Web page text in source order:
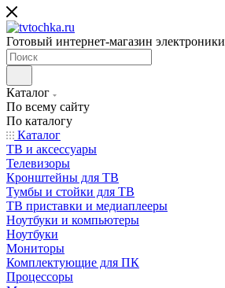
Готовый интернет-магазин электроники
Каталог
По всему сайту
По каталогу
Каталог
ТВ и аксессуары
Телевизоры
Кронштейны для ТВ
Тумбы и стойки для ТВ
ТВ приставки и медиаплееры
Ноутбуки и компьютеры
Ноутбуки
Мониторы
Комплектующие для ПК
Процессоры